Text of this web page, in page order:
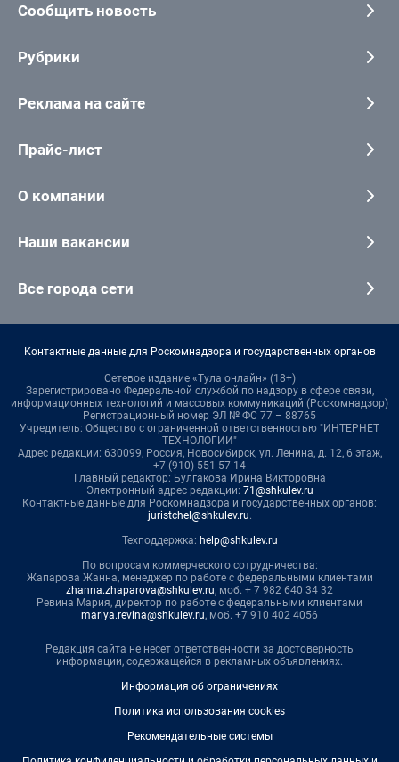
Сообщить новость
Рубрики
Реклама на сайте
Прайс-лист
О компании
Наши вакансии
Все города сети
Контактные данные для Роскомнадзора и государственных органов
Сетевое издание «Тула онлайн» (18+)
Зарегистрировано Федеральной службой по надзору в сфере связи,
информационных технологий и массовых коммуникаций (Роскомнадзор)
Регистрационный номер ЭЛ № ФС 77 – 88765
Учредитель: Общество с ограниченной ответственностью "ИНТЕРНЕТ
ТЕХНОЛОГИИ"
Адрес редакции: 630099, Россия, Новосибирск, ул. Ленина, д. 12, 6 этаж,
+7 (910) 551-57-14
Главный редактор: Булгакова Ирина Викторовна
Электронный адрес редакции: 71@shkulev.ru
Контактные данные для Роскомнадзора и государственных органов:
juristchel@shkulev.ru.
Техподдержка: help@shkulev.ru
По вопросам коммерческого сотрудничества:
Жапарова Жанна, менеджер по работе с федеральными клиентами
zhanna.zhaparova@shkulev.ru, моб. + 7 982 640 34 32
Ревина Мария, директор по работе с федеральными клиентами
mariya.revina@shkulev.ru, моб. +7 910 402 4056
Редакция сайта не несет ответственности за достоверность
информации, содержащейся в рекламных объявлениях.
Информация об ограничениях
Политика использования cookies
Рекомендательные системы